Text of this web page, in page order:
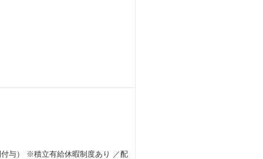
与） ※積立有給休暇制度あり ／配